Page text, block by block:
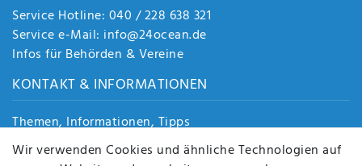
Service Hotline: 040 / 228 638 321
Service e-Mail: info@24ocean.de
Infos für Behörden & Vereine
KONTAKT & INFORMATIONEN
Themen, Informationen, Tipps
Jobs
Über uns
Wir verwenden Cookies und ähnliche Technologien auf